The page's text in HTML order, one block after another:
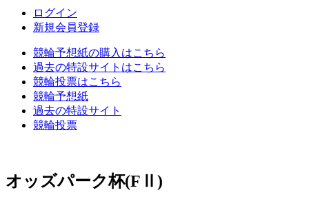
ログイン
新規会員登録
競輪予想紙の購入はこちら
過去の特設サイトはこちら
競輪投票はこちら
競輪予想紙
過去の特設サイト
競輪投票
オッズパーク杯(FⅡ)